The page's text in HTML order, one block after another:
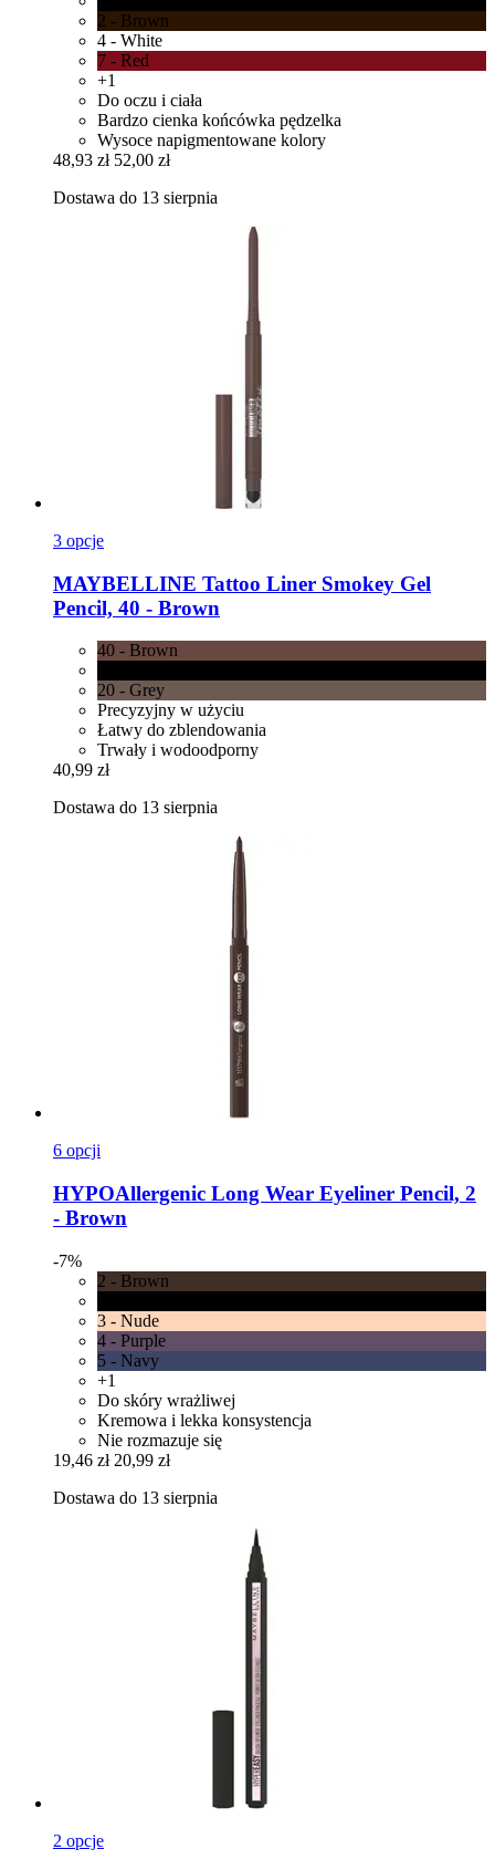
2 - Brown
4 - White
7 - Red
+1
Do oczu i ciała
Bardzo cienka końcówka pędzelka
Wysoce napigmentowane kolory
48,93 zł 52,00 zł
Dostawa do 13 sierpnia
3 opcje
MAYBELLINE Tattoo Liner Smokey Gel
Pencil, 40 -​ Brown
40 - Brown
20 - Grey
Precyzyjny w użyciu
Łatwy do zblendowania
Trwały i wodoodporny
40,99 zł
Dostawa do 13 sierpnia
6 opcji
HYPOAllergenic Long Wear Eyeliner Pencil, 2
-​ Brown
-7%
2 - Brown
3 - Nude
4 - Purple
5 - Navy
+1
Do skóry wrażliwej
Kremowa i lekka konsystencja
Nie rozmazuje się
19,46 zł 20,99 zł
Dostawa do 13 sierpnia
2 opcje